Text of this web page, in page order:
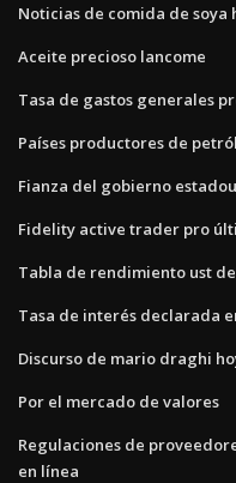
Noticias de comida de soya
Aceite precioso lancome
Tasa de gastos generales
Países productores de
Fianza del gobierno
Fidelity active trader pro
Tabla de rendimiento ust de
Tasa de interés declarada
Discurso de mario draghi
Por el mercado de valores
Regulaciones de
en línea